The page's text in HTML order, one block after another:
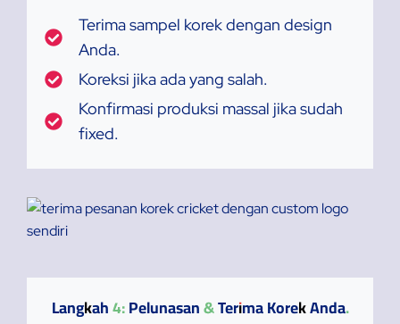
Terima sampel korek dengan design
Anda.
Koreksi jika ada yang salah.
Konfirmasi produksi massal jika sudah
fixed.
Langkah 4: Pelunasan & Terima Korek Anda.